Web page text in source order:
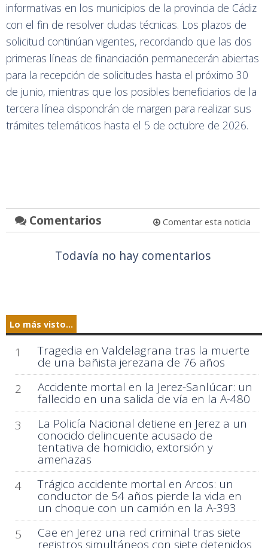
informativas en los municipios de la provincia de Cádiz
con el fin de resolver dudas técnicas. Los plazos de
solicitud continúan vigentes, recordando que las dos
primeras líneas de financiación permanecerán abiertas
para la recepción de solicitudes hasta el próximo 30
de junio, mientras que los posibles beneficiarios de la
tercera línea dispondrán de margen para realizar sus
trámites telemáticos hasta el 5 de octubre de 2026.
Comentarios Comentar esta noticia
Todavía no hay comentarios
Lo más visto...
1 Tragedia en Valdelagrana tras la muerte
de una bañista jerezana de 76 años
2
Accidente mortal en la Jerez-Sanlúcar: un
fallecido en una salida de vía en la A-480
3
La Policía Nacional detiene en Jerez a un
conocido delincuente acusado de
tentativa de homicidio, extorsión y
amenazas
4
Trágico accidente mortal en Arcos: un
conductor de 54 años pierde la vida en
un choque con un camión en la A-393
5
Cae en Jerez una red criminal tras siete
registros simultáneos con siete detenidos